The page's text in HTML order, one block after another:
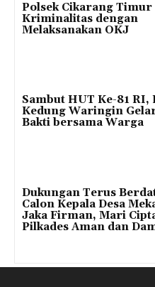
Polsek Cikarang Timur
Kriminalitas dengan
Melaksanakan OKJ
Sambut HUT Ke-81 RI,
Kedung Waringin
Bakti bersama Warga
Dukungan Terus
Calon Kepala Desa
Jaka Firman, Mari
Pilkades Aman dan